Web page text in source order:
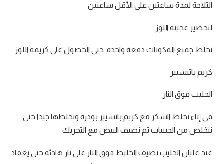
الثلاجة لمدة ساعتين على الأقل ساعتين
لتحضير عجينة اللوز
نخلط جميع المكونات دفعة واحدة حتى الحصول على كريمة اللوز
كريم باتيسيير
الحليب فوق النار
في إناء نخلط السكر مع كريم باتسيير بودرة ونخلطها جيدا حتى
نتخلص من الحبيبات ثم نضيف البيض مع التحريك
عند غليان الحليب نضيف الخليط فوق النار على نار هادئة حتى يعقاد